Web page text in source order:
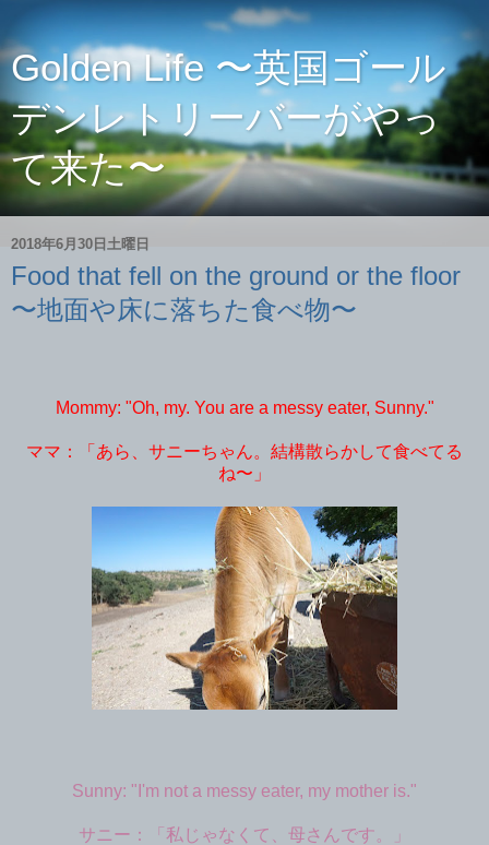
Golden Life 〜英国ゴール
デンレトリーバーがやっ
て来た〜
2018年6月30日土曜日
Food that fell on the ground or the floor
〜地面や床に落ちた食べ物〜
Mommy: "Oh, my. You are a messy eater, Sunny."
ママ：「あら、サニーちゃん。結構散らかして食べてる
ね〜」
Sunny: "I'm not a messy eater, my mother is."
サニー：「私じゃなくて、母さんです。」